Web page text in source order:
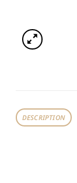
DESCRIPTION